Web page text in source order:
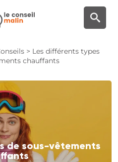
> Les différents types
chauffants
de sous-vêtements